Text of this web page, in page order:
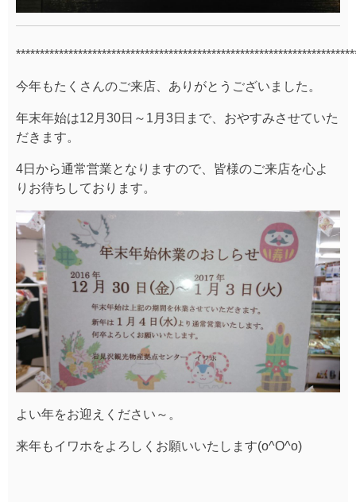
今年もたくさんのご来店、ありがとうございました。
年末年始は12月30日～1月3日まで、おやすみさせていた
だきます。
4日から通常営業となりますので、皆様のご来店を心よ
りお待ちしております。
よい年をお迎えください～。
来年もイワホをよろしくお願いいたします(o^O^o)